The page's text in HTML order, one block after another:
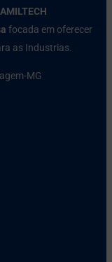
AMILTECH
focada em oferecer
as Industrias.
MG